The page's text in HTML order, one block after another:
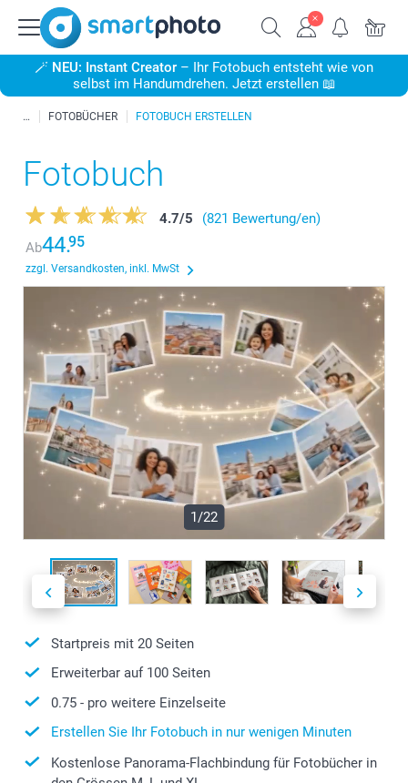
🪄 NEU: Instant Creator – Ihr Fotobuch entsteht wie von
selbst im Handumdrehen. Jetzt erstellen 📖
FOTOBÜCHER FOTOBUCH ERSTELLEN
Fotobuch
4.7/5
(821 Bewertung/en)
Ab44.95
zzgl. Versandkosten, inkl. MwSt
1/22
Startpreis mit 20 Seiten
Erweiterbar auf 100 Seiten
0.75 - pro weitere Einzelseite
Erstellen Sie Ihr Fotobuch in nur wenigen Minuten
Kostenlose Panorama-Flachbindung für Fotobücher in